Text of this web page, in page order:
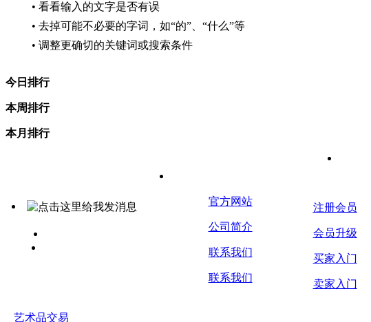
• 看看输入的文字是否有误
• 去掉可能不必要的字词，如“的”、“什么”等
• 调整更确切的关键词或搜索条件
今日排行
本周排行
本月排行
官方网站
公司简介
联系我们
联系我们
注册会员
会员升级
买家入门
卖家入门
艺术品交易